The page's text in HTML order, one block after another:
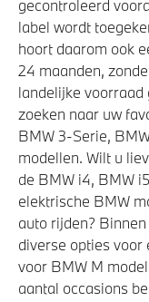
Park Distance
gecontroleerd
label wordt
hoort daarom ook
24 maanden,
landelijke voorraad
zoeken naar uw
BMW 3-Serie,
modellen. Wilt u
de BMW i4, BMW
elektrische BMW
auto rijden?
diverse opties voor
voor BMW M
aantal occasions